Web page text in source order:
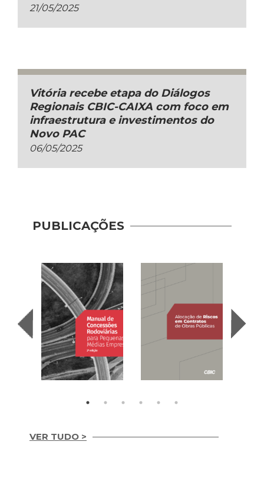
21/05/2025
Vitória recebe etapa do Diálogos
Regionais CBIC-CAIXA com foco em
infraestrutura e investimentos do
Novo PAC
06/05/2025
PUBLICAÇÕES
VER TUDO >